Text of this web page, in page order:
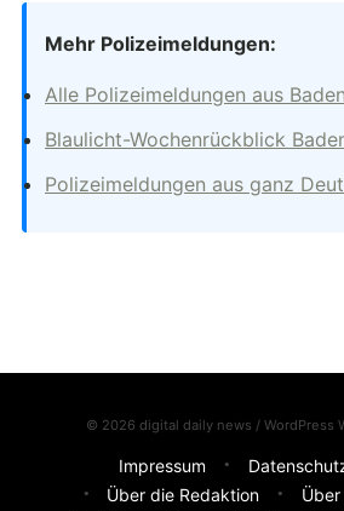
Mehr Polizeimeldungen:
Alle Polizeimeldungen aus
Blaulicht-Wochenrückblick
Polizeimeldungen aus ganz
© 2026 digital daily news / WordPress
Impressum
Über die Redaktion
Über